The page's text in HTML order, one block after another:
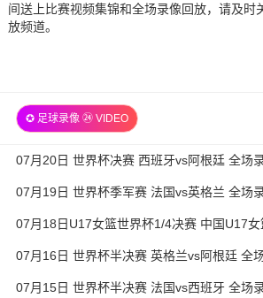
间送上比赛视频集锦和全场录像回放，请及时
放频道。
✪ 足球录像 ㉔ VIDEO
07月20日 世界杯决赛 西班牙vs阿根廷 全场
07月19日 世界杯季军赛 法国vs英格兰 全场
07月18日U17女篮世界杯1/4决赛 中国U17
录像
07月16日 世界杯半决赛 英格兰vs阿根廷 全
07月15日 世界杯半决赛 法国vs西班牙 全场